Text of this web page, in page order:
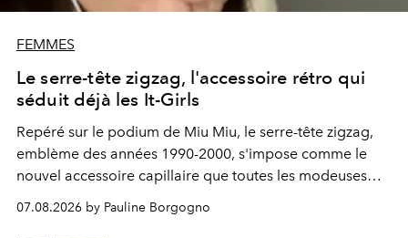
FEMMES
Le serre-tête zigzag, l'accessoire rétro qui
séduit déjà les It-Girls
Repéré sur le podium de Miu Miu, le serre-tête zigzag,
emblème des années 1990-2000, s'impose comme le
nouvel accessoire capillaire que toutes les modeuses
s'arrachent déjà.
07.08.2026 by Pauline Borgogno